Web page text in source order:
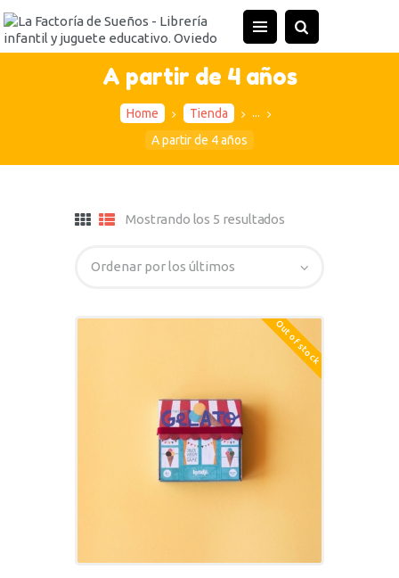
A partir de 4 años
Home Tienda
...
A partir de 4 años
Mostrando los 5 resultados
Out of stock